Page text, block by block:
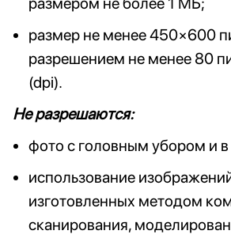
размер не менее 450×600
разрешением не менее 80
(dpi).
Не разрешаются:
фото с головным убором и в
использование
изготовленных методом
сканирования,